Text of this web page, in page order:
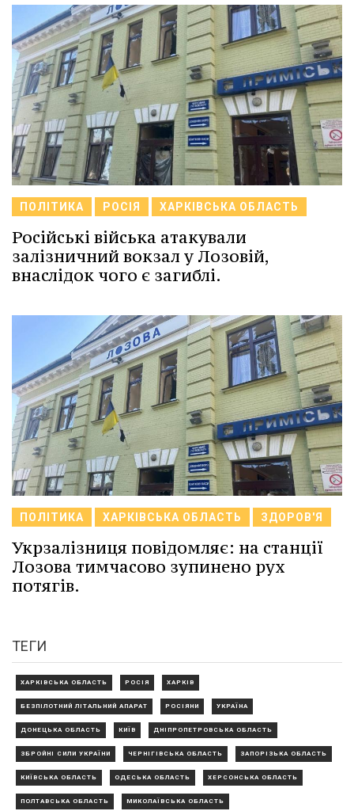
ПОЛІТИКА РОСІЯ ХАРКІВСЬКА ОБЛАСТЬ
Російські війська атакували
залізничний вокзал у Лозовій,
внаслідок чого є загиблі.
ПОЛІТИКА ХАРКІВСЬКА ОБЛАСТЬ ЗДОРОВ'Я
Укрзалізниця повідомляє: на станції
Лозова тимчасово зупинено рух
потягів.
ТЕГИ
ХАРКІВСЬКА ОБЛАСТЬ РОСІЯ ХАРКІВ
БЕЗПІЛОТНИЙ ЛІТАЛЬНИЙ АПАРАТ РОСІЯНИ УКРАЇНА
ДОНЕЦЬКА ОБЛАСТЬ КИЇВ ДНІПРОПЕТРОВСЬКА ОБЛАСТЬ
ЗБРОЙНІ СИЛИ УКРАЇНИ ЧЕРНІГІВСЬКА ОБЛАСТЬ ЗАПОРІЗЬКА ОБЛАСТЬ
КИЇВСЬКА ОБЛАСТЬ ОДЕСЬКА ОБЛАСТЬ ХЕРСОНСЬКА ОБЛАСТЬ
ПОЛТАВСЬКА ОБЛАСТЬ МИКОЛАЇВСЬКА ОБЛАСТЬ